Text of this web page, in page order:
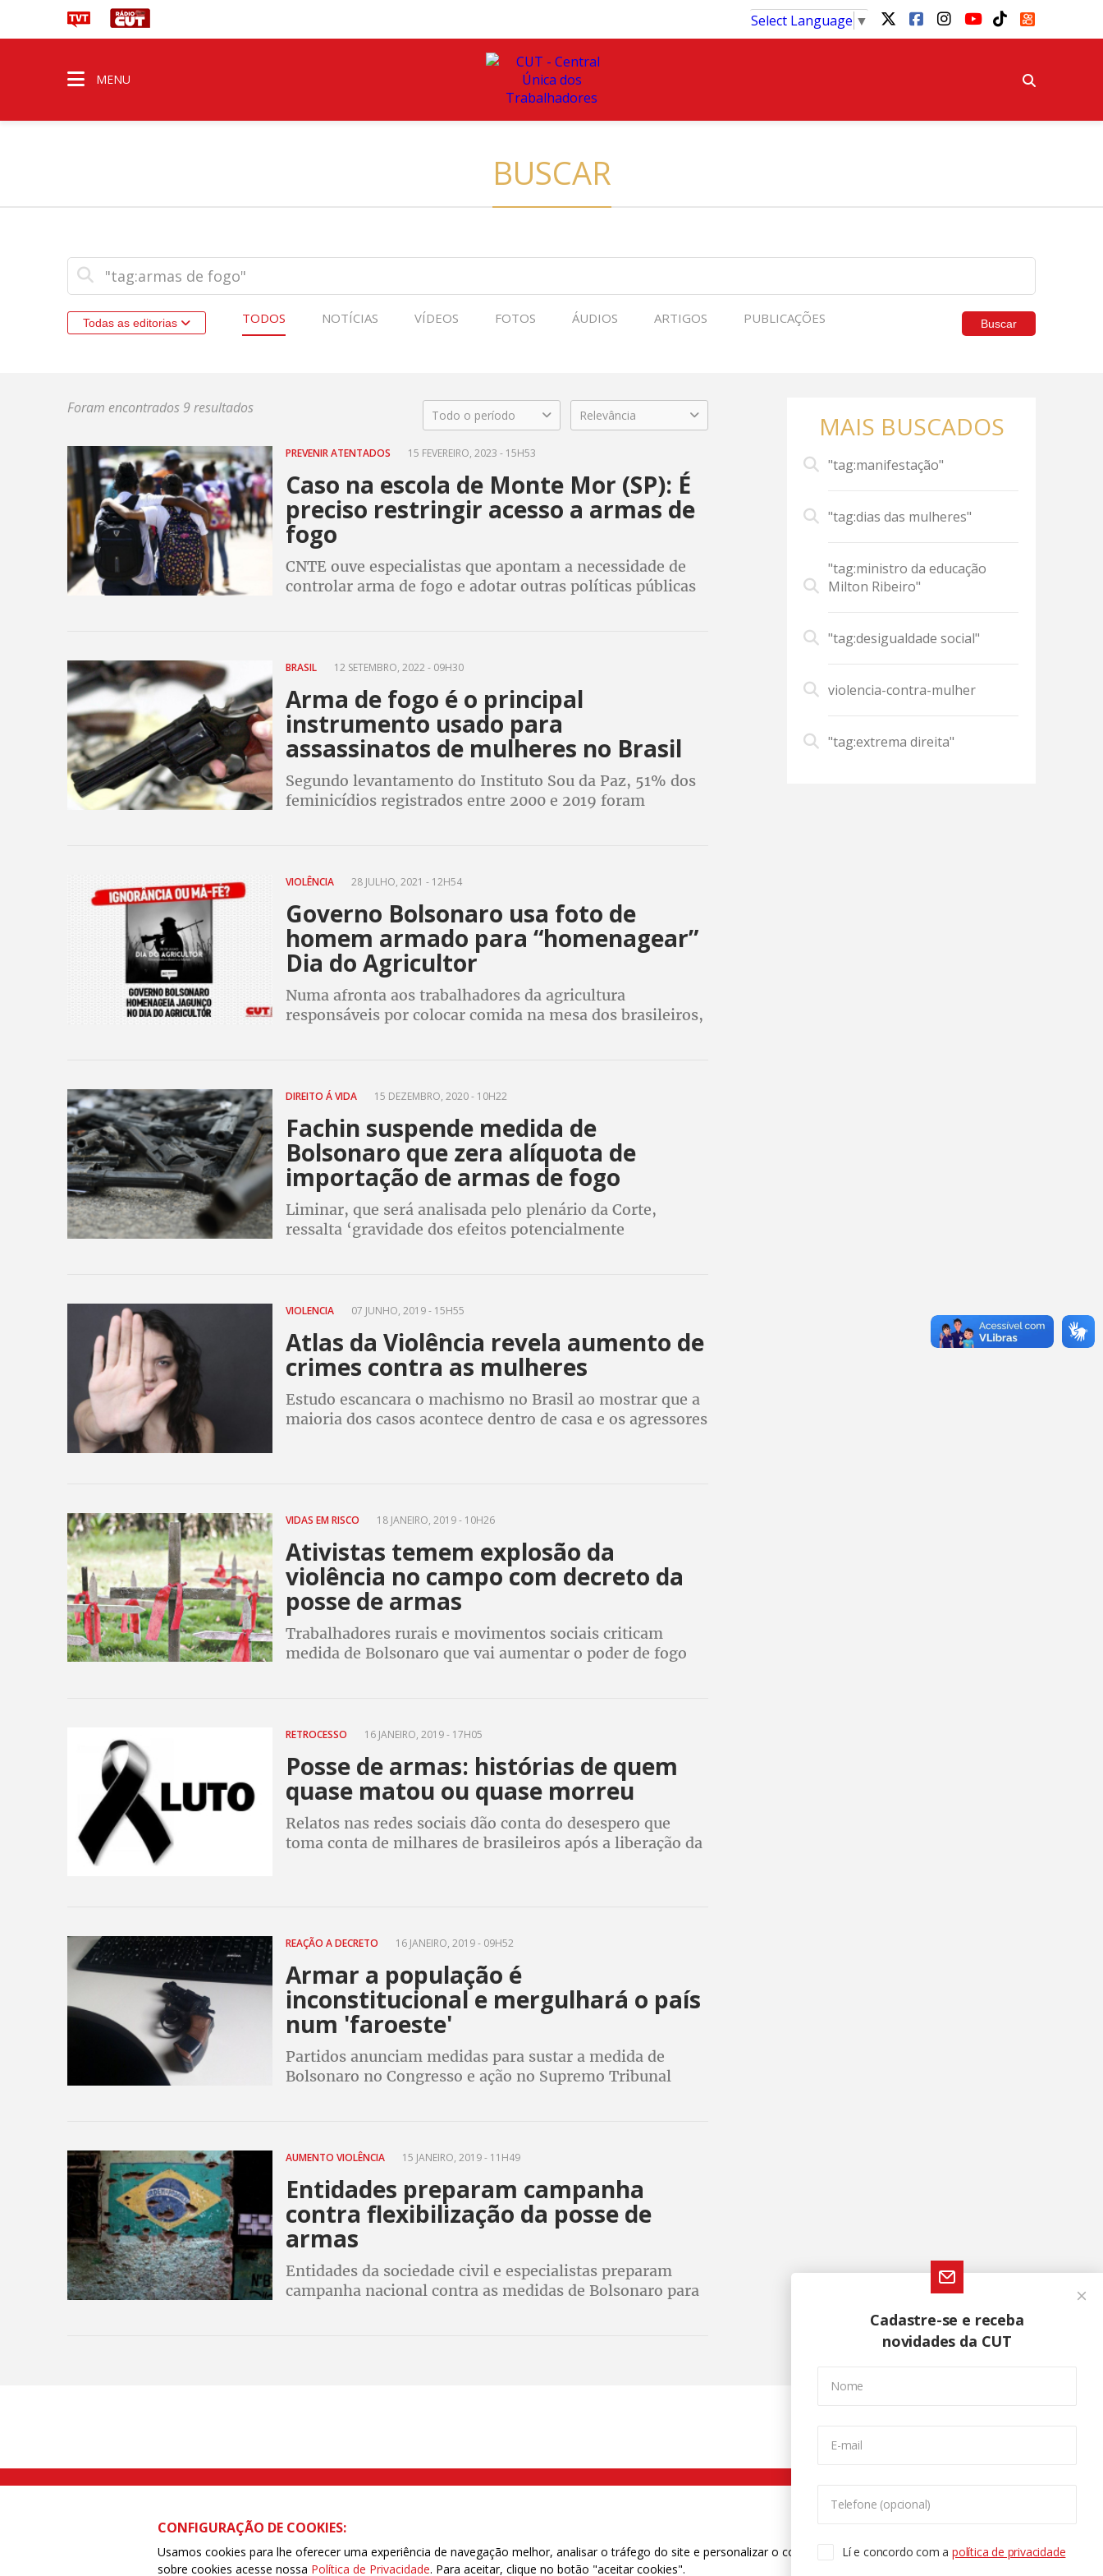
Select Language ▼
MENU
BUSCAR
Todas as editorias TODOS NOTÍCIAS VÍDEOS FOTOS ÁUDIOS ARTIGOS PUBLICAÇÕES Buscar
Foram encontrados 9 resultados Todo o período Relevância
PREVENIR ATENTADOS 15 FEVEREIRO, 2023 - 15H53
Caso na escola de Monte Mor (SP): É
preciso restringir acesso a armas de
fogo
CNTE ouve especialistas que apontam a necessidade de
controlar arma de fogo e adotar outras políticas públicas
BRASIL 12 SETEMBRO, 2022 - 09H30
Arma de fogo é o principal
instrumento usado para
assassinatos de mulheres no Brasil
Segundo levantamento do Instituto Sou da Paz, 51% dos
feminicídios registrados entre 2000 e 2019 foram
VIOLÊNCIA 28 JULHO, 2021 - 12H54
Governo Bolsonaro usa foto de
homem armado para “homenagear”
Dia do Agricultor
Numa afronta aos trabalhadores da agricultura
responsáveis por colocar comida na mesa dos brasileiros,
DIREITO Á VIDA 15 DEZEMBRO, 2020 - 10H22
Fachin suspende medida de
Bolsonaro que zera alíquota de
importação de armas de fogo
Liminar, que será analisada pelo plenário da Corte,
ressalta ‘gravidade dos efeitos potencialmente
VIOLENCIA 07 JUNHO, 2019 - 15H55
Atlas da Violência revela aumento de
crimes contra as mulheres
Estudo escancara o machismo no Brasil ao mostrar que a
maioria dos casos acontece dentro de casa e os agressores
VIDAS EM RISCO 18 JANEIRO, 2019 - 10H26
Ativistas temem explosão da
violência no campo com decreto da
posse de armas
Trabalhadores rurais e movimentos sociais criticam
medida de Bolsonaro que vai aumentar o poder de fogo
RETROCESSO 16 JANEIRO, 2019 - 17H05
Posse de armas: histórias de quem
quase matou ou quase morreu
Relatos nas redes sociais dão conta do desespero que
toma conta de milhares de brasileiros após a liberação da
REAÇÃO A DECRETO 16 JANEIRO, 2019 - 09H52
Armar a população é
inconstitucional e mergulhará o país
num 'faroeste'
Partidos anunciam medidas para sustar a medida de
Bolsonaro no Congresso e ação no Supremo Tribunal
AUMENTO VIOLÊNCIA 15 JANEIRO, 2019 - 11H49
Entidades preparam campanha
contra flexibilização da posse de
armas
Entidades da sociedade civil e especialistas preparam
campanha nacional contra as medidas de Bolsonaro para
MAIS BUSCADOS
"tag:manifestação"
"tag:dias das mulheres"
"tag:ministro da educação
Milton Ribeiro"
"tag:desigualdade social"
violencia-contra-mulher
"tag:extrema direita"
Cadastre-se e receba
novidades da CUT
Nome
E-mail
Telefone (opcional)
Lí e concordo com apolítica de privacidade
Rua Caetano Pinto nº 575 CEP 03041-000 Brás, São Paulo/SP | Telefone (11) 2108 9200 - Fax (11) 2108 9310
CONFIGURAÇÃO DE COOKIES:
Usamos cookies para lhe oferecer uma experiência de navegação melhor, analisar o tráfego do site e personalizar o conteúdo. Para saber mais
sobre cookies acesse nossa Política de Privacidade. Para aceitar, clique no botão "aceitar cookies".